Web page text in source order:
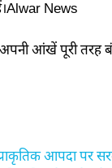
News
आंखें पूरी तरह
आपदा पर